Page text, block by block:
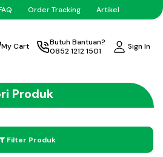
Order Tracking Artikel
My Cart
Butuh Bantuan?
0852 1212 1501
Sign In
Produk
Filter Produk